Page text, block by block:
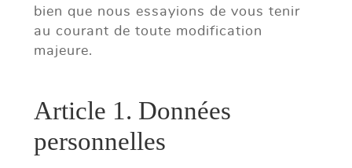
bien que nous essayions de vous tenir
au courant de toute modification
majeure.
Article 1. Données
personnelles